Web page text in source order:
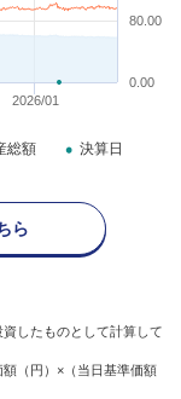
2026/01
0.00
80.00
総額 決算日
ら
したものとして計算して
（円）×（当日基準価額